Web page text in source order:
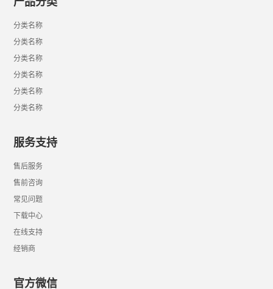
分类名称
分类名称
分类名称
分类名称
分类名称
分类名称
服务支持
售后服务
售前咨询
常见问题
下载中心
在线支持
经销商
官方微信